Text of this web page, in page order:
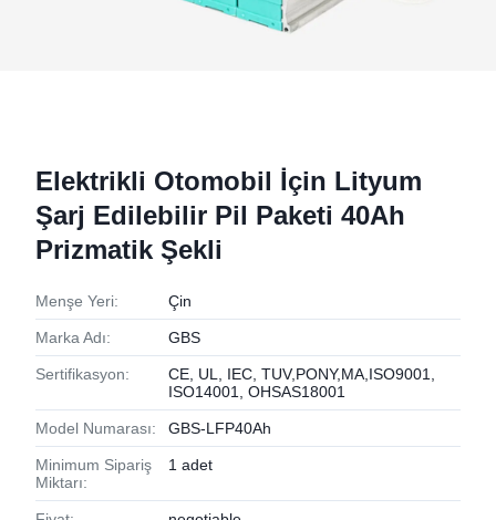
Elektrikli Otomobil İçin Lityum
Şarj Edilebilir Pil Paketi 40Ah
Prizmatik Şekli
Menşe Yeri: Çin
Marka Adı: GBS
Sertifikasyon:
CE, UL, IEC, TUV,PONY,MA,ISO9001,
ISO14001, OHSAS18001
Model Numarası: GBS-LFP40Ah
Minimum Sipariş
Miktarı:
1 adet